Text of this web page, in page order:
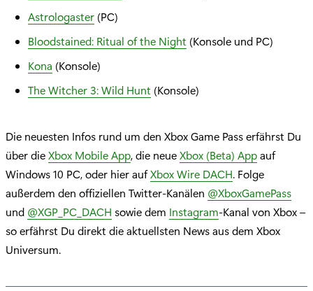
Astrologaster (PC)
Bloodstained: Ritual of the Night (Konsole und PC)
Kona (Konsole)
The Witcher 3: Wild Hunt (Konsole)
Die neuesten Infos rund um den Xbox Game Pass erfährst Du
über dieXbox Mobile App, die neueXbox (Beta) Appauf
Windows 10 PC, oder hier aufXbox Wire DACH. Folge
außerdem den offiziellen Twitter-Kanälen @XboxGamePass
und @XGP_PC_DACH sowie dem Instagram-Kanal von Xbox –
so erfährst Du direkt die aktuellsten News aus dem Xbox
Universum.